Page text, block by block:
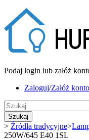
Podaj login lub załóż
Zaloguj/Załóż konto
Szukaj
> Źródła tradycyjne>
250W/645 E40 1SL